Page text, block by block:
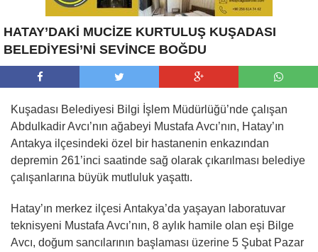
HATAY’DAKİ MUCİZE KURTULUŞ KUŞADASI
BELEDİYESİ’Nİ SEVİNCE BOĞDU
Kuşadası Belediyesi Bilgi İşlem Müdürlüğü’nde çalışan
Abdulkadir Avcı’nın ağabeyi Mustafa Avcı’nın, Hatay’ın
Antakya ilçesindeki özel bir hastanenin enkazından
depremin 261’inci saatinde sağ olarak çıkarılması belediye
çalışanlarına büyük mutluluk yaşattı.
Hatay’ın merkez ilçesi Antakya’da yaşayan laboratuvar
teknisyeni Mustafa Avcı’nın, 8 aylık hamile olan eşi Bilge
Avcı, doğum sancılarının başlaması üzerine 5 Şubat Pazar